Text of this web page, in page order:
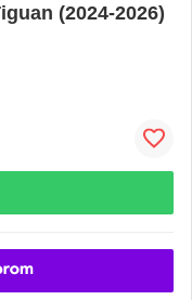
(2024-2026)